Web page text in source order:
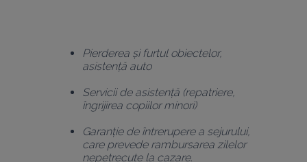
Pierderea și furtul obiectelor,
asistență auto
Servicii de asistență (repatriere,
îngrijirea copiilor minori)
Garanție de întrerupere a sejurului,
care prevede rambursarea zilelor
nepetrecute la cazare.